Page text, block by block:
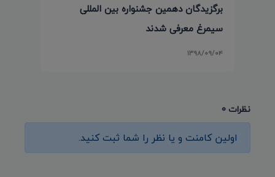
برگزیدگان دهمین جشنواره بین المللی
سیمرغ معرفی شدند
۱۳۹۸/۰۹/۰۴
نظرات 0
اولین کامنت و یا نظر را شما ثبت کنید.